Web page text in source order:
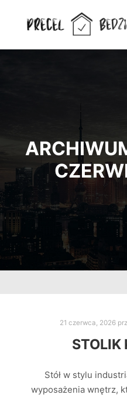
21 czerwca, 2026
STOLIK
Stół w stylu
wyposażenia wnętrz,